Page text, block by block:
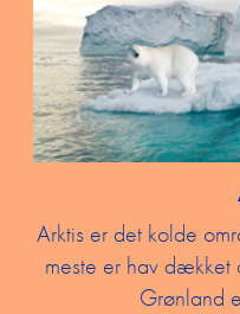
Arktis er det kolde
meste er hav dækket
Grønland